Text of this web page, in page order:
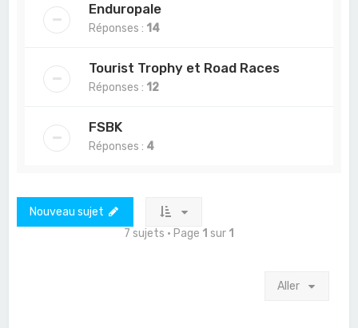
Enduropale
Réponses : 14
Tourist Trophy et Road Races
Réponses : 12
FSBK
Réponses : 4
Nouveau sujet
7 sujets • Page 1 sur 1
Aller